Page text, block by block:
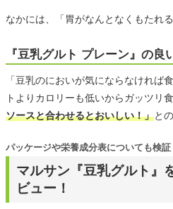
なかには、「胃がなんとなくもたれ
『豆乳グルト プレーン』の良
「豆乳のにおいが気にならなければ
トよりカロリーも低いからガッツリ
ソースと合わせるとおいしい！」と
マルサン『豆乳グルト』
ビュー！
パッケージや栄養成分表についても検証